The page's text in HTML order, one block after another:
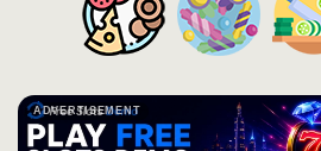
ADVERTISEMENT